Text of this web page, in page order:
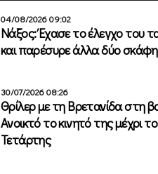
04/08/2026 09:02
Νάξος: Έχασε το έλεγχο του
και παρέσυρε άλλα δύο σκάφη
30/07/2026 08:26
Θρίλερ με τη Βρετανίδα στη
Ανοικτό το κινητό της μέχρι
Τετάρτης